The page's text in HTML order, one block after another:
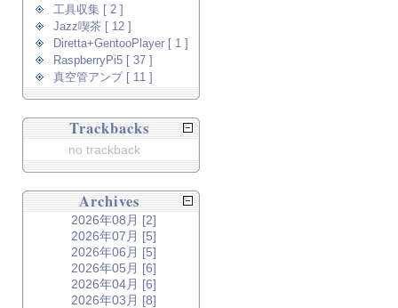
工具収集 [ 2 ]
Jazz喫茶 [ 12 ]
Diretta+GentooPlayer [ 1 ]
RaspberryPi5 [ 37 ]
真空管アンプ [ 11 ]
Trackbacks
no trackback
Archives
2026年08月 [2]
2026年07月 [5]
2026年06月 [5]
2026年05月 [6]
2026年04月 [6]
2026年03月 [8]